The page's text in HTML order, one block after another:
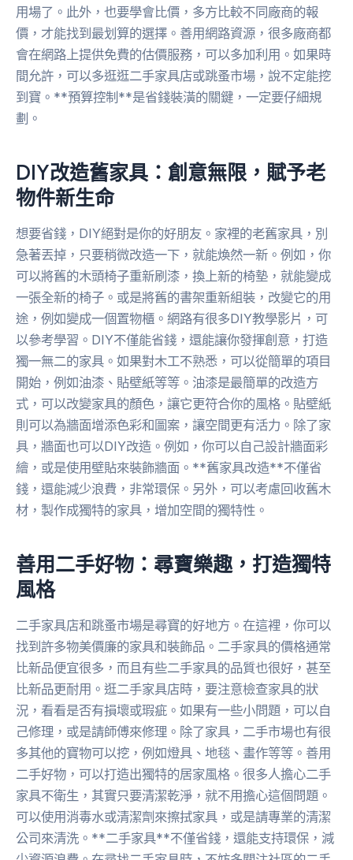
用場了。此外，也要學會比價，多方比較不同廠商的報
價，才能找到最划算的選擇。善用網路資源，很多廠商都
會在網路上提供免費的估價服務，可以多加利用。如果時
間允許，可以多逛逛二手家具店或跳蚤市場，說不定能挖
到寶。**預算控制**是省錢裝潢的關鍵，一定要仔細規
劃。
DIY改造舊家具：創意無限，賦予老
物件新生命
想要省錢，DIY絕對是你的好朋友。家裡的老舊家具，別
急著丟掉，只要稍微改造一下，就能煥然一新。例如，你
可以將舊的木頭椅子重新刷漆，換上新的椅墊，就能變成
一張全新的椅子。或是將舊的書架重新組裝，改變它的用
途，例如變成一個置物櫃。網路有很多DIY教學影片，可
以參考學習。DIY不僅能省錢，還能讓你發揮創意，打造
獨一無二的家具。如果對木工不熟悉，可以從簡單的項目
開始，例如油漆、貼壁紙等等。油漆是最簡單的改造方
式，可以改變家具的顏色，讓它更符合你的風格。貼壁紙
則可以為牆面增添色彩和圖案，讓空間更有活力。除了家
具，牆面也可以DIY改造。例如，你可以自己設計牆面彩
繪，或是使用壁貼來裝飾牆面。**舊家具改造**不僅省
錢，還能減少浪費，非常環保。另外，可以考慮回收舊木
材，製作成獨特的家具，增加空間的獨特性。
善用二手好物：尋寶樂趣，打造獨特
風格
二手家具店和跳蚤市場是尋寶的好地方。在這裡，你可以
找到許多物美價廉的家具和裝飾品。二手家具的價格通常
比新品便宜很多，而且有些二手家具的品質也很好，甚至
比新品更耐用。逛二手家具店時，要注意檢查家具的狀
況，看看是否有損壞或瑕疵。如果有一些小問題，可以自
己修理，或是請師傅來修理。除了家具，二手市場也有很
多其他的寶物可以挖，例如燈具、地毯、畫作等等。善用
二手好物，可以打造出獨特的居家風格。很多人擔心二手
家具不衛生，其實只要清潔乾淨，就不用擔心這個問題。
可以使用消毒水或清潔劑來擦拭家具，或是請專業的清潔
公司來清洗。**二手家具**不僅省錢，還能支持環保，減